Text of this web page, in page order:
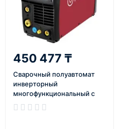
450 477 ₸
Сварочный полуавтомат
инверторный
многофункциональный с
синергетическим
управлением Flama POWER